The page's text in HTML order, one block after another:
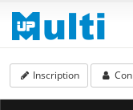
Inscription